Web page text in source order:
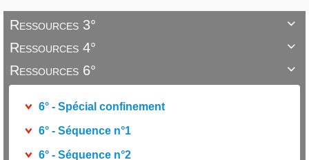

Ressources 3°

Ressources 4°

Ressources 6°
6° - Spécial confinement
6° - Séquence n°1
6° - Séquence n°2